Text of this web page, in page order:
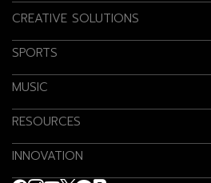
CREATIVE SOLUTIONS
SPORTS
MUSIC
RESOURCES
INNOVATION